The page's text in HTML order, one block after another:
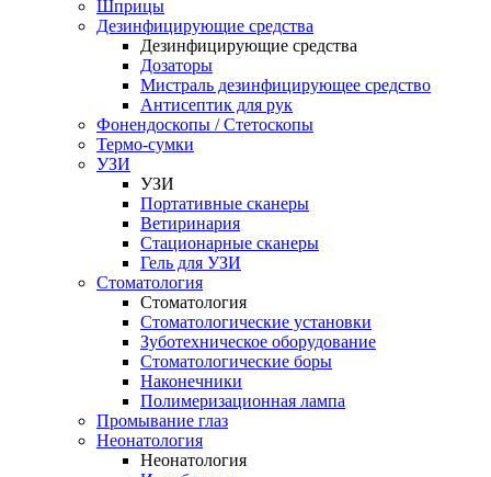
Шприцы
Дезинфицирующие средства
Дезинфицирующие средства
Дозаторы
Мистраль дезинфицирующее средство
Антисептик для рук
Фонендоскопы / Стетоскопы
Термо-сумки
УЗИ
УЗИ
Портативные сканеры
Ветиринария
Стационарные сканеры
Гель для УЗИ
Стоматология
Стоматология
Стоматологические установки
Зуботехническое оборудование
Стоматологические боры
Наконечники
Полимеризационная лампа
Промывание глаз
Неонатология
Неонатология